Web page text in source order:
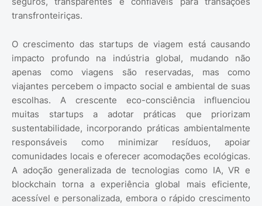
transfronteiriças.
O crescimento das startups de viagem está causando
impacto profundo na indústria global, mudando não
apenas como viagens são reservadas, mas como
viajantes percebem o impacto social e ambiental de suas
escolhas. A crescente eco-consciência influenciou
muitas startups a adotar práticas que priorizam
sustentabilidade, incorporando práticas ambientalmente
responsáveis como minimizar resíduos, apoiar
comunidades locais e oferecer acomodações ecológicas.
A adoção generalizada de tecnologias como IA, VR e
blockchain torna a experiência global mais eficiente,
acessível e personalizada, embora o rápido crescimento